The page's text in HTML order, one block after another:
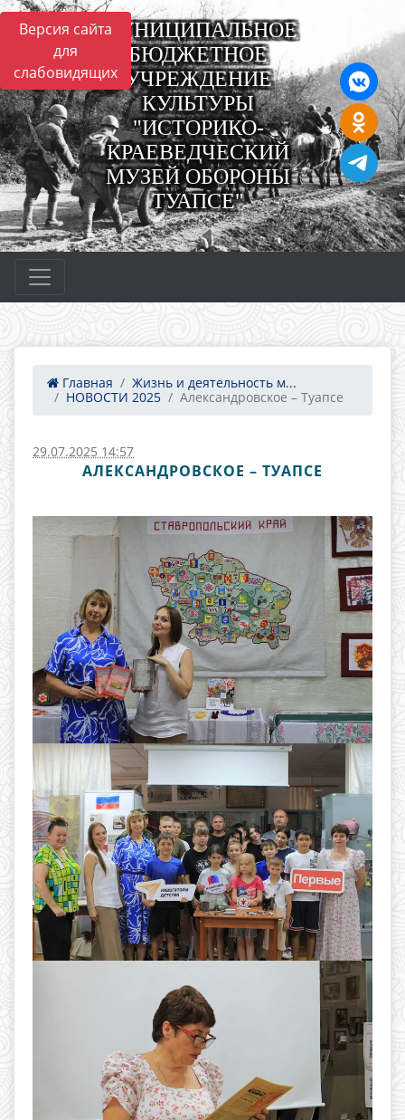
Версия сайта
для
слабовидящих
МУНИЦИПАЛЬНОЕ
БЮДЖЕТНОЕ
УЧРЕЖДЕНИЕ
КУЛЬТУРЫ
"ИСТОРИКО-
КРАЕВЕДЧЕСКИЙ
МУЗЕЙ ОБОРОНЫ
ТУАПСЕ"
Главная
Жизнь и деятельность м...
НОВОСТИ 2025
Александровское – Туапсе
29.07.2025 14:57
АЛЕКСАНДРОВСКОЕ – ТУАПСЕ